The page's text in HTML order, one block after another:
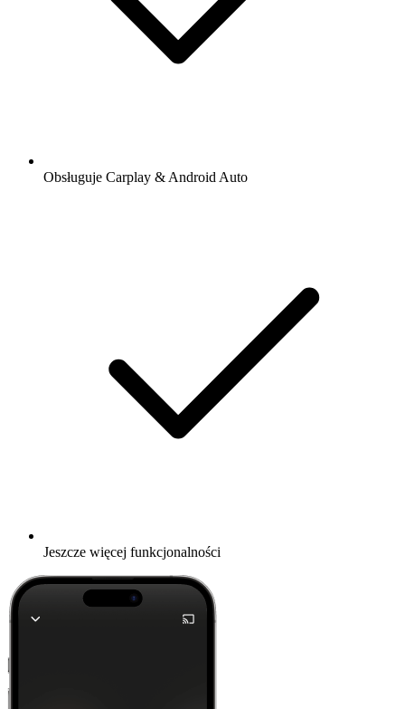
Obsługuje Carplay & Android Auto
Jeszcze więcej funkcjonalności